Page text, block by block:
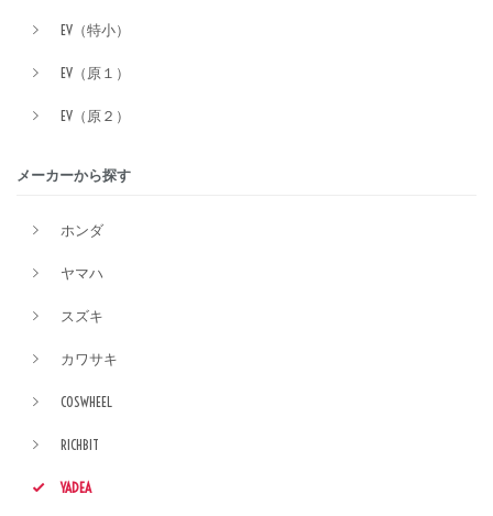
EV（特小）
EV（原１）
EV（原２）
メーカーから探す
ホンダ
ヤマハ
スズキ
カワサキ
COSWHEEL
RICHBIT
YADEA